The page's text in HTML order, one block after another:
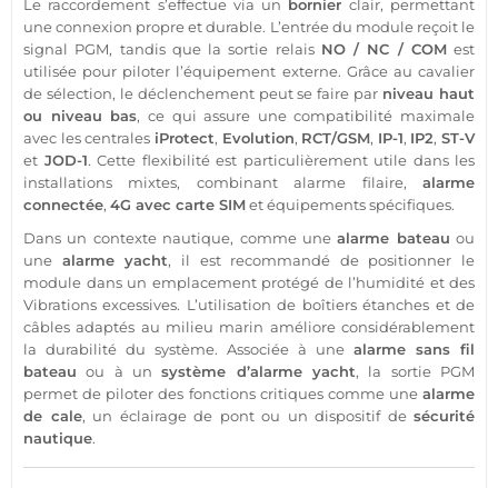
Le raccordement s’effectue via un bornier clair, permettant
une connexion propre et durable. L’entrée du modulereçoit le
signal PGM, tandis que lasortie relais NO / NC / COMest
utilisée pour piloter l’équipement externe. Grâce au cavalier
de sélection, le déclenchement peut se faire par niveau haut
ou niveau bas, ce qui assure une compatibilité maximale
avec les centrales iProtect, Evolution, RCT/GSM, IP-1, IP2, ST-V
et JOD-1. Cette flexibilité est particulièrement utile dans les
installations mixtes, combinantalarme filaire,alarme
connectée, 4G avec carte SIMet équipements spécifiques.
Dans un contexte nautique, comme unealarme bateau ou
une alarme yacht, il est recommandé de positionner le
module dans un emplacement protégé de l’humidité et des
Vibrations excessives. L’utilisation de boîtiers étanches et de
câbles adaptés au milieu marin améliore considérablement
la durabilité du système. Associée à une alarme sans fil
bateau ou à unsystème d’alarme yacht, la sortie PGM
permet de piloter des fonctions critiques comme une alarme
de cale, un éclairage de pont ou un dispositif de sécurité
nautique.